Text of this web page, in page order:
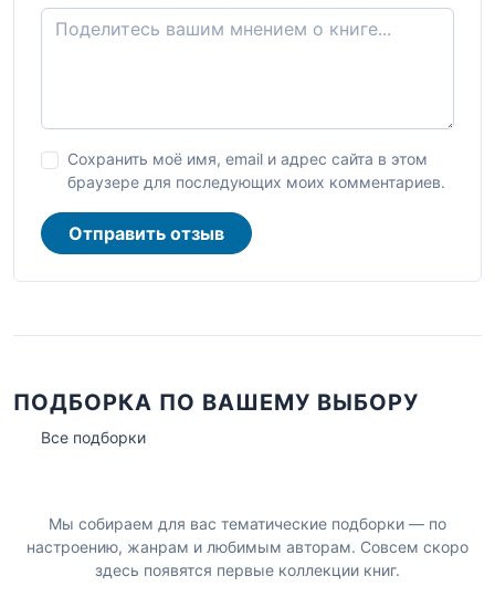
Сохранить моё имя, email и адрес сайта в этом
браузере для последующих моих комментариев.
Отправить отзыв
ПОДБОРКА ПО ВАШЕМУ ВЫБОРУ
Все подборки
Мы собираем для вас тематические подборки — по
настроению, жанрам и любимым авторам. Совсем скоро
здесь появятся первые коллекции книг.